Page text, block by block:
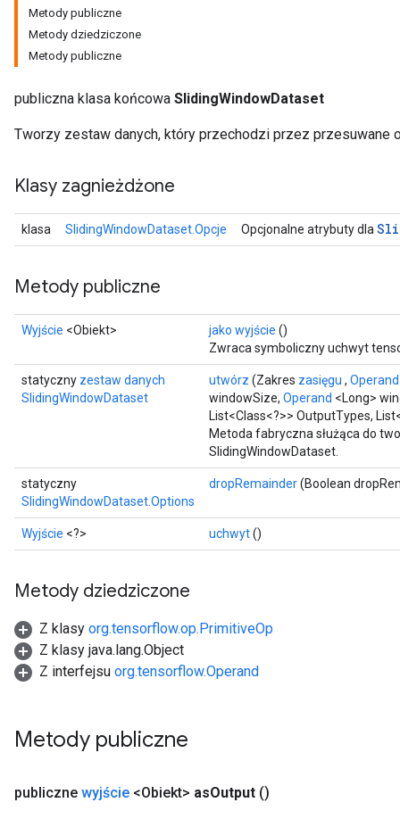
Metody publiczne
Metody dziedziczone
Metody publiczne
publiczna klasa końcowa SlidingWindowDataset
Tworzy zestaw danych, który przechodzi przez przesuwane
Klasy zagnieżdżone
klasa SlidingWindowDataset.Opcje Opcjonalne atrybuty dla
Metody publiczne
Wyjście <Obiekt> jako wyjście ()
Zwraca symboliczny uchwyt
statyczny zestaw danych
SlidingWindowDataset
utwórz (Zakres zasięgu , Operand
windowSize, Operand <Long>
List<Class<?>> OutputTypes,
Metoda fabryczna służąca do
SlidingWindowDataset.
statyczny
SlidingWindowDataset.Options
dropRemainder(Boolean
Wyjście <?> uchwyt()
Metody dziedziczone
Z klasy org.tensorflow.op.PrimitiveOp
Z klasy java.lang.Object
Z interfejsu org.tensorflow.Operand
Metody publiczne
publiczne wyjście <Obiekt> asOutput ()